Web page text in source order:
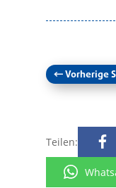
←Vorherige
Teilen: